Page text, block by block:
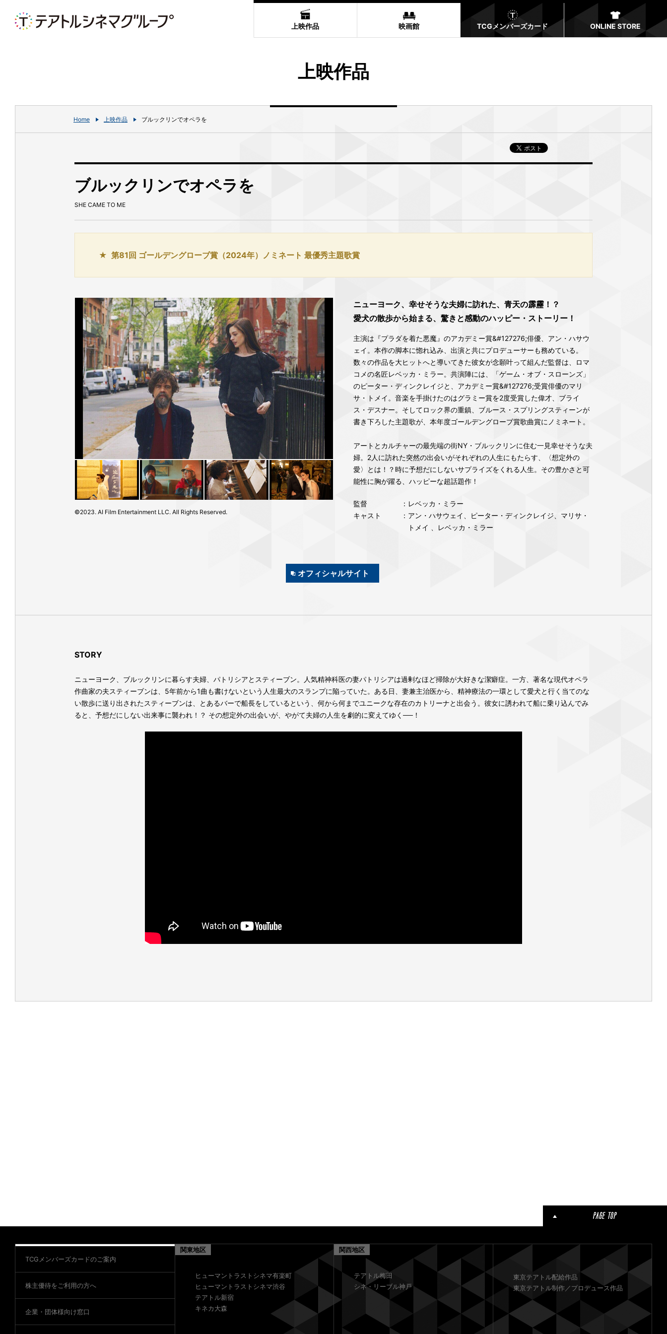
上映作品 映画館 TCGメンバーズカード ONLINE STORE
上映作品
Home 上映作品 ブルックリンでオペラを
ブルックリンでオペラを
SHE CAME TO ME
第81回 ゴールデングローブ賞（2024年）ノミネート 最優秀主題歌賞
©2023. AI Film Entertainment LLC. All Rights Reserved.
ニューヨーク、幸せそうな夫婦に訪れた、青天の霹靂！？
愛犬の散歩から始まる、驚きと感動のハッピー・ストーリー！
主演は『プラダを着た悪魔』のアカデミー賞&#127276;俳優、アン・ハサウ
ェイ。本作の脚本に惚れ込み、出演と共にプロデューサーも務めている。
数々の作品を大ヒットへと導いてきた彼女が念願叶って組んだ監督は、ロマ
コメの名匠レベッカ・ミラー。共演陣には、「ゲーム・オブ・スローンズ」
のピーター・ディンクレイジと、アカデミー賞&#127276;受賞俳優のマリ
サ・トメイ。音楽を手掛けたのはグラミー賞を2度受賞した偉才、ブライ
ス・デスナー。そしてロック界の重鎮、ブルース・スプリングスティーンが
書き下ろした主題歌が、本年度ゴールデングローブ賞歌曲賞にノミネート。
アートとカルチャーの最先端の街NY・ブルックリンに住む一見幸せそうな夫
婦。2人に訪れた突然の出会いがそれぞれの人生にもたらす、〈想定外の
愛〉とは！？時に予想だにしないサプライズをくれる人生。その豊かさと可
能性に胸が躍る、ハッピーな超話題作！
監督
：レベッカ・ミラー
キャスト
：アン・ハサウェイ、ピーター・ディンクレイジ、マリサ・
トメイ 、レベッカ・ミラー
オフィシャルサイト
STORY
ニューヨーク、ブルックリンに暮らす夫婦、パトリシアとスティーブン。人気精神科医の妻パトリシアは過剰なほど掃除が大好きな潔癖症。一方、著名な現代オペラ
作曲家の夫スティーブンは、5年前から1曲も書けないという人生最大のスランプに陥っていた。ある日、妻兼主治医から、精神療法の一環として愛犬と行く当てのな
い散歩に送り出されたスティーブンは、とあるバーで船長をしているという、何から何までユニークな存在のカトリーナと出会う。彼女に誘われて船に乗り込んでみ
ると、予想だにしない出来事に襲われ！？ その想定外の出会いが、やがて夫婦の人生を劇的に変えてゆく──！
TCGメンバーズカードのご案内
株主優待をご利用の方へ
企業・団体様向け窓口
関東地区
ヒューマントラストシネマ有楽町
ヒューマントラストシネマ渋谷
テアトル新宿
キネカ大森
関西地区
テアトル梅田
シネ・リーブル神戸
東京テアトル配給作品
東京テアトル制作／プロデュース作品